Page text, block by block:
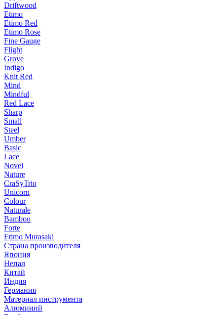
Driftwood
Etimo
Etimo Red
Etimo Rose
Fine Gauge
Flight
Grove
Indigo
Knit Red
Mind
Mindful
Red Lace
Sharp
Small
Steel
Umber
Basic
Lace
Novel
Nature
CraSyTrio
Unicorn
Colour
Naturale
Bamboo
Forte
Etimo Murasaki
Страна производителя
Япония
Непал
Китай
Индия
Германия
Материал инструмента
Алюминий